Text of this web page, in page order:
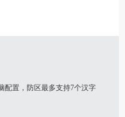
配置，防区最多支持7个汉字